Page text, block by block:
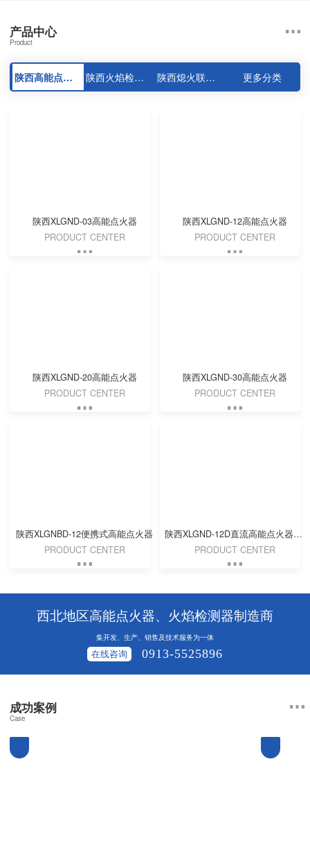
产品中心
Product
陕西高能点火器系列 陕西火焰检测器系列 陕西熄火联控装置系列 更多分类
陕西XLGND-03高能点火器
PRODUCT CENTER
陕西XLGND-12高能点火器
PRODUCT CENTER
陕西XLGND-20高能点火器
PRODUCT CENTER
陕西XLGND-30高能点火器
PRODUCT CENTER
陕西XLGNBD-12便携式高能点火器
PRODUCT CENTER
陕西XLGND-12D直流高能点火器（DC 24V）
PRODUCT CENTER
西北地区高能点火器、火焰检测器制造商
集开发、生产、销售及技术服务为一体
在线咨询 0913-5525896
成功案例
Case